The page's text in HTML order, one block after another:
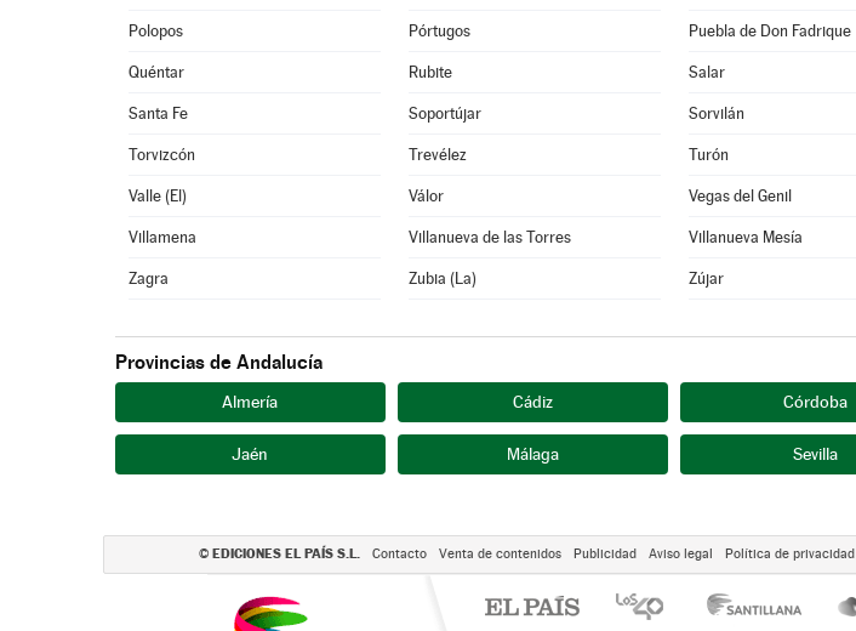
Polopos Pórtugos Puebla de Don Fadrique
Quéntar Rubite Salar
Santa Fe Soportújar Sorvilán
Torvizcón Trevélez Turón
Valle (El) Válor Vegas del Genil
Villamena Villanueva de las Torres Villanueva Mesía
Zagra Zubia (La) Zújar
Provincias de Andalucía
Almería Cádiz Córdoba
Jaén Málaga Sevilla
© EDICIONES EL PAÍS S.L. Contacto Venta de contenidos Publicidad Aviso legal Política de privacidad